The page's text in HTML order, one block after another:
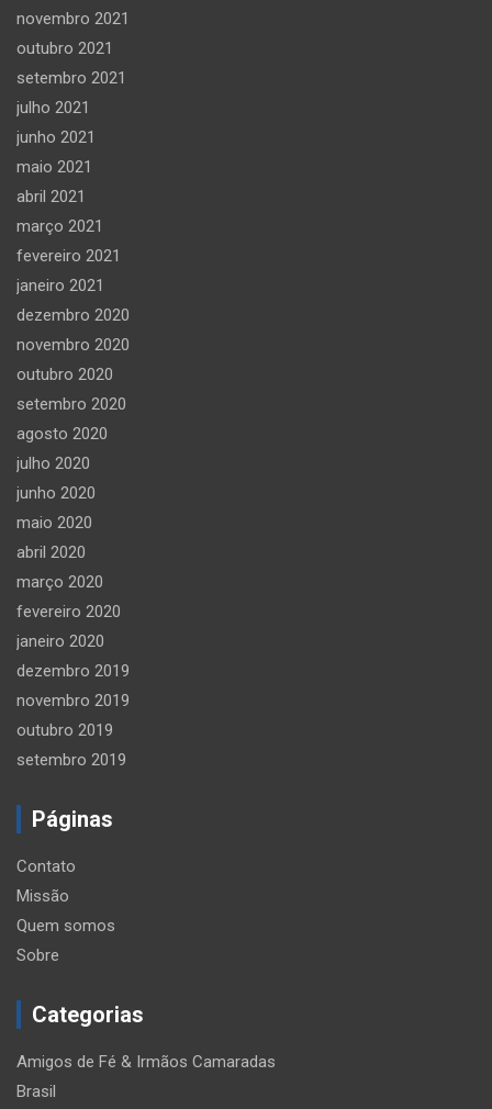
novembro 2021
outubro 2021
setembro 2021
julho 2021
junho 2021
maio 2021
abril 2021
março 2021
fevereiro 2021
janeiro 2021
dezembro 2020
novembro 2020
outubro 2020
setembro 2020
agosto 2020
julho 2020
junho 2020
maio 2020
abril 2020
março 2020
fevereiro 2020
janeiro 2020
dezembro 2019
novembro 2019
outubro 2019
setembro 2019
Páginas
Contato
Missão
Quem somos
Sobre
Categorias
Amigos de Fé & Irmãos Camaradas
Brasil